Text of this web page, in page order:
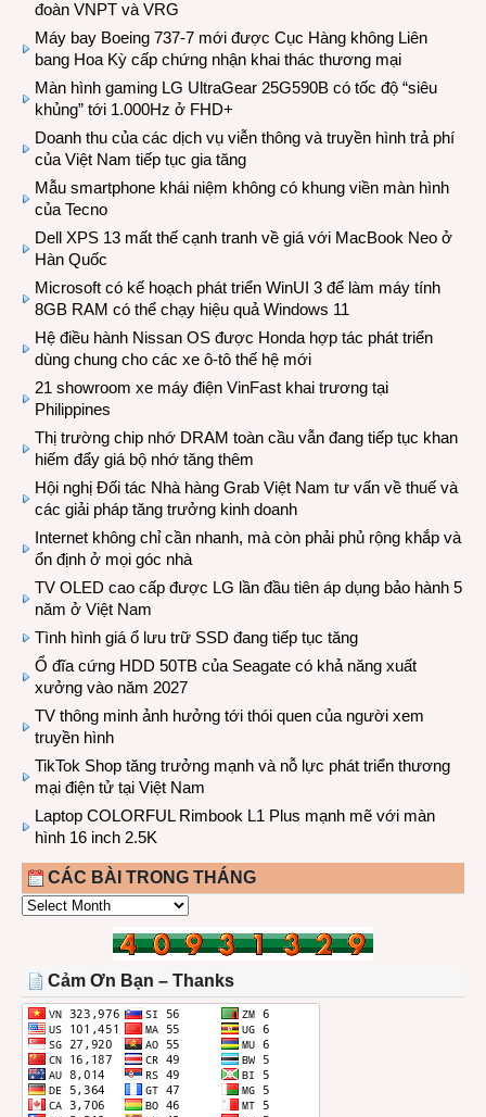
đoàn VNPT và VRG
Máy bay Boeing 737-7 mới được Cục Hàng không Liên
bang Hoa Kỳ cấp chứng nhận khai thác thương mại
Màn hình gaming LG UltraGear 25G590B có tốc độ “siêu
khủng” tới 1.000Hz ở FHD+
Doanh thu của các dịch vụ viễn thông và truyền hình trả phí
của Việt Nam tiếp tục gia tăng
Mẫu smartphone khái niệm không có khung viền màn hình
của Tecno
Dell XPS 13 mất thế cạnh tranh về giá với MacBook Neo ở
Hàn Quốc
Microsoft có kế hoạch phát triển WinUI 3 để làm máy tính
8GB RAM có thể chạy hiệu quả Windows 11
Hệ điều hành Nissan OS được Honda hợp tác phát triển
dùng chung cho các xe ô-tô thế hệ mới
21 showroom xe máy điện VinFast khai trương tại
Philippines
Thị trường chip nhớ DRAM toàn cầu vẫn đang tiếp tục khan
hiếm đẩy giá bộ nhớ tăng thêm
Hội nghị Đối tác Nhà hàng Grab Việt Nam tư vấn về thuế và
các giải pháp tăng trưởng kinh doanh
Internet không chỉ cần nhanh, mà còn phải phủ rộng khắp và
ổn định ở mọi góc nhà
TV OLED cao cấp được LG lần đầu tiên áp dụng bảo hành 5
năm ở Việt Nam
Tình hình giá ổ lưu trữ SSD đang tiếp tục tăng
Ổ đĩa cứng HDD 50TB của Seagate có khả năng xuất
xưởng vào năm 2027
TV thông minh ảnh hưởng tới thói quen của người xem
truyền hình
TikTok Shop tăng trưởng mạnh và nỗ lực phát triển thương
mại điện tử tại Việt Nam
Laptop COLORFUL Rimbook L1 Plus mạnh mẽ với màn
hình 16 inch 2.5K
CÁC BÀI TRONG THÁNG
CÁC
THÁNG
Cảm Ơn Bạn – Thanks